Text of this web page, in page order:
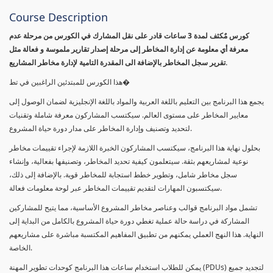
Course Description
كورس مٌكثف لمدة 3 ساعات قادر على نقل المشارك في الكورس من مرحلة عدم
معرفة أي معلومة عن إدارة المخاطر إلى مرحلة إصدار تقارير ملموسة و فعالة مثل
تقرير سجل المخاطر بالإضافة الى المقدرة التامية لإدارة مخاطر المشاريع.
هذا الكورس للمبتدئين الراغبين في تط�
يجمع هذا البرنامج بين التعليم باللغة العربية والمواد باللغة الإنجليزية لضمان الوصول إلى
معايير المخاطر على مستوى العالم. سيكتسب المشاركون معرفة شاملة وتقنيات
لتحديد وتصنيف وإدارة المخاطر على مدار دورة حياة المشروع.
بحلول نهاية هذا البرنامج، سيكتسب المشاركون الخبرة اللازمة لإجراء تقييمات مخاطر
نوعية لمشاريعهم بثقة. سيتعلمون كيفية تحديد المخاطر، وتصنيفها بفعالية، وإنشاء
سجل مخاطر شامل، وتطوير خطط استجابة للمخاطر قوية. بالإضافة إلى ذلك،
سيكتسبون المهارات لتقديم تقييمات المخاطر عبر لوحة معلومات فعالة.
تشمل مواد البرنامج قوالب وعناصر مخاطر المشروع الأساسية، مما يتيح للمشاركين
المشاركة في دراسة حالة عملية تغطي دورة حياة المشروع بالكامل من البداية إلى
النهاية. هذا النهج العملي يمكنهم من تطبيق المفاهيم المكتسبة مباشرة على مشاريعهم
الخاصة.
يمكن للطلاب استخدام ساعات هذا البرنامج كوحدات تطوير المهنة (PDUs) لتجديد جميع